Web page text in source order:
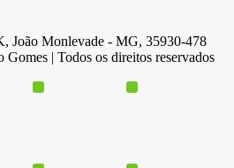
João Monlevade - MG, 35930-478
| Todos os direitos reservados